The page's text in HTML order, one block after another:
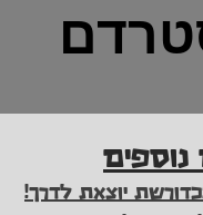
יוצאת לדרך!